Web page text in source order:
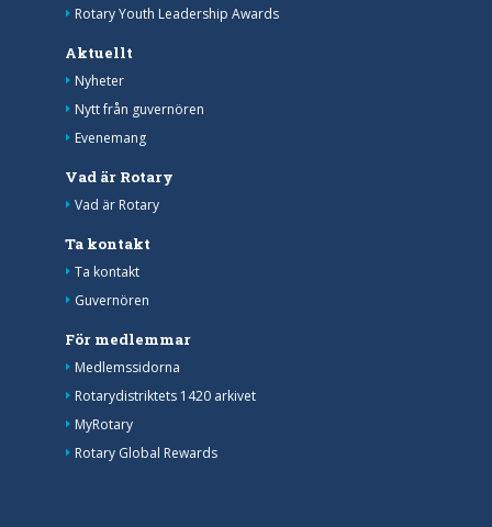
Rotary Youth Leadership Awards
Aktuellt
Nyheter
Nytt från guvernören
Evenemang
Vad är Rotary
Vad är Rotary
Ta kontakt
Ta kontakt
Guvernören
För medlemmar
Medlemssidorna
Rotarydistriktets 1420 arkivet
MyRotary
Rotary Global Rewards